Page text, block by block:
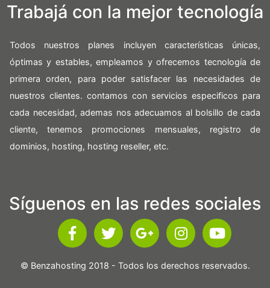
Trabajá con la mejor tecnología
Todos nuestros planes incluyen características únicas,
óptimas y estables, empleamos y ofrecemos tecnología de
primera orden, para poder satisfacer las necesidades de
nuestros clientes. contamos con servicios especificos para
cada necesidad, ademas nos adecuamos al bolsillo de cada
cliente, tenemos promociones mensuales, registro de
dominios, hosting, hosting reseller, etc.
Síguenos en las redes sociales
© Benzahosting 2018 - Todos los derechos reservados.